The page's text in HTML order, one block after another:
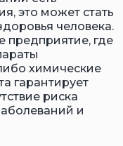
это может стать
человека.
где
химические
гарантирует
риска
и